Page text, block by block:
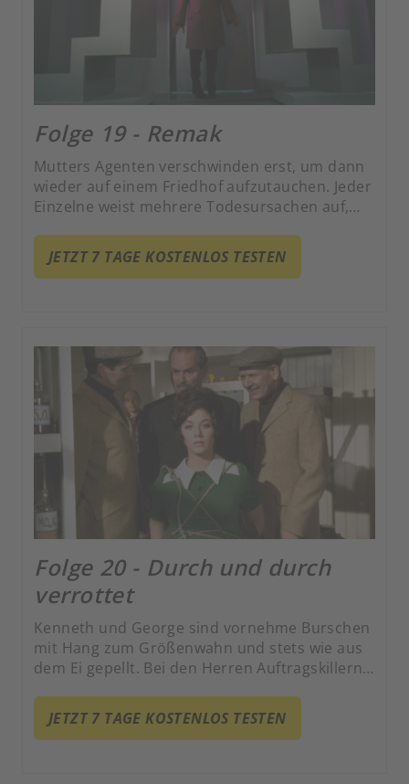
Folge 19 - Remak
Mutters Agenten verschwinden erst, um dann
wieder auf einem Friedhof aufzutauchen. Jeder
Einzelne weist mehrere Todesursachen auf,
mit niedlichen Schleifchen verpackt.
JETZT 7 TAGE KOSTENLOS TESTEN
Folge 20 - Durch und durch
verrottet
Kenneth und George sind vornehme Burschen
mit Hang zum Größenwahn und stets wie aus
dem Ei gepellt. Bei den Herren Auftragskillern
erzogenen Manieren zu benehmen.
JETZT 7 TAGE KOSTENLOS TESTEN